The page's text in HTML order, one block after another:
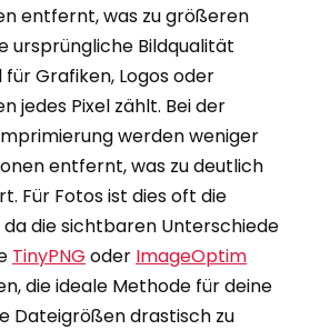
entfernt, was zu größeren
ursprüngliche Bildqualität
Grafiken, Logos oder
jedes Pixel zählt. Bei der
werden weniger
entfernt, was zu deutlich
Für Fotos ist dies oft die
die sichtbaren Unterschiede
TinyPNG oder ImageOptim
die ideale Methode für deine
Dateigrößen drastisch zu